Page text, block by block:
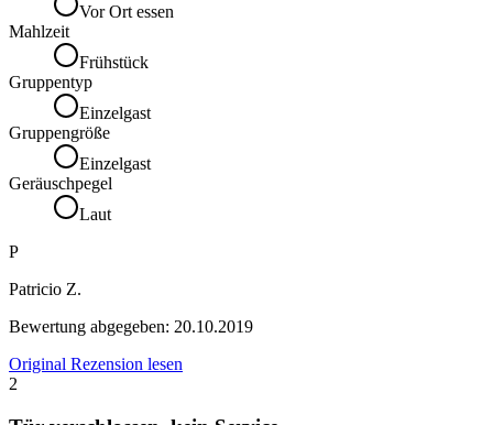
Vor Ort essen
Mahlzeit
Frühstück
Gruppentyp
Einzelgast
Gruppengröße
Einzelgast
Geräuschpegel
Laut
P
Patricio Z.
Bewertung abgegeben: 20.10.2019
Original Rezension lesen
2